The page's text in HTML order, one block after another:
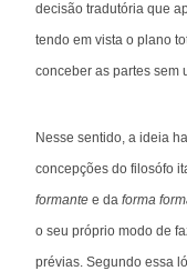
decisão tradutória que
tendo em vista o plano
conceber as partes sem
Nesse sentido, a ideia
concepções do filosófo
formante e da forma
o seu próprio modo de
prévias. Segundo essa